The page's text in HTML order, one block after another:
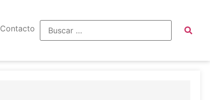
Contacto